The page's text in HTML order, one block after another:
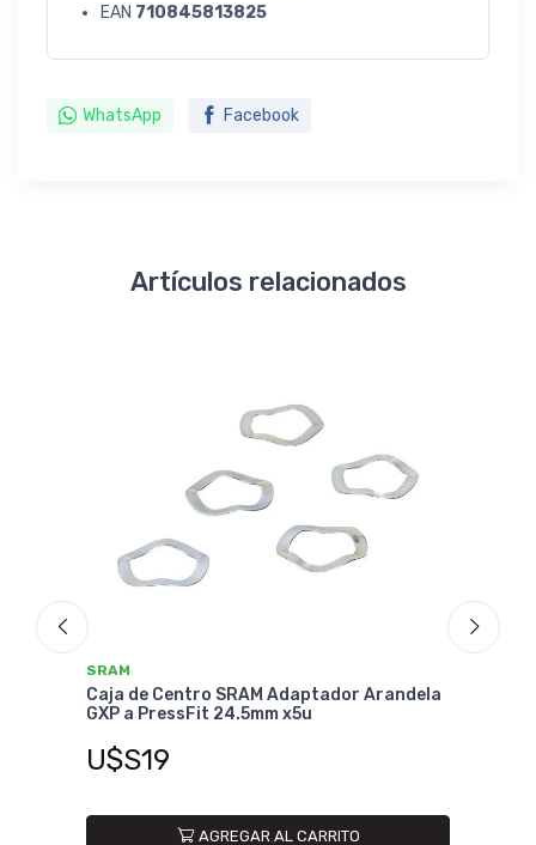
EAN 710845813825
WhatsApp Facebook
Artículos relacionados
Arandela
Caja de Centro SRAM DUB BB30
68mm/73mm
AGREGAR AL CARRITO